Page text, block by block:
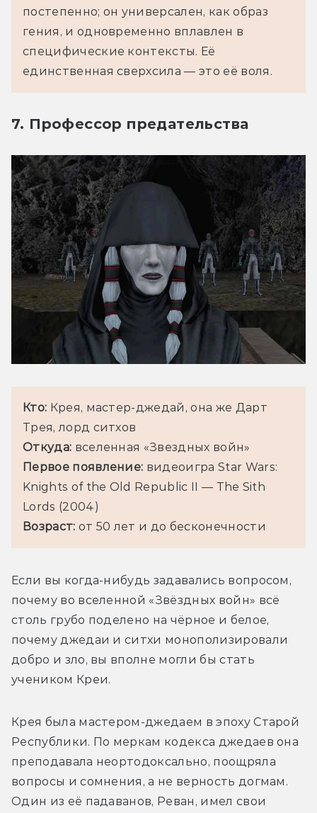
постепенно; он универсален, как образ
гения, и одновременно вплавлен в
специфические контексты. Её
единственная сверхсила — это её воля.
7. Профессор предательства
Кто: Крея, мастер-джедай, она же Дарт
Трея, лорд ситхов
Откуда: вселенная «Звездных войн»
Первое появление: видеоигра Star Wars:
Knights of the Old Republic II — The Sith
Lords (2004)
Возраст: от 50 лет и до бесконечности
Если вы когда-нибудь задавались вопросом,
почему во вселенной «Звёздных войн» всё
столь грубо поделено на чёрное и белое,
почему джедаи и ситхи монополизировали
добро и зло, вы вполне могли бы стать
учеником Креи.
Крея была мастером-джедаем в эпоху Старой
Республики. По меркам кодекса джедаев она
преподавала неортодоксально, поощряла
вопросы и сомнения, а не верность догмам.
Один из её падаванов, Реван, имел свои